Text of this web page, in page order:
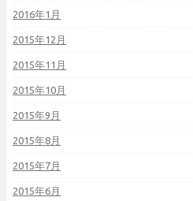
2016年1月
2015年12月
2015年11月
2015年10月
2015年9月
2015年8月
2015年7月
2015年6月